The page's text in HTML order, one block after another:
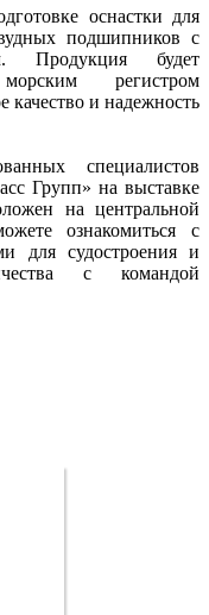
оснастки для
подшипников с
Продукция будет
регистром
качество и надежность
специалистов
Групп» на выставке
на центральной
ознакомиться с
для судостроения и
с командой